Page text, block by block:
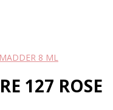
8 ML
127 ROSE